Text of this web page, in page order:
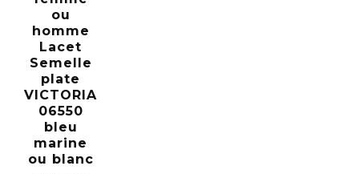
ou
homme
Lacet
Semelle
plate
VICTORIA
06550
bleu
marine
ou blanc